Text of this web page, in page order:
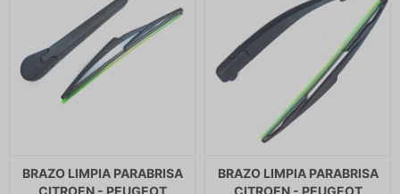
BRAZO LIMPIA PARABRISA
CITROEN - PEUGEOT
BRAZO LIMPIA PARABRISA
CITROEN - PEUGEOT